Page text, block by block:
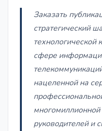
Заказать
стратегический
сфере
нацеленной на
многомиллионной
руководителей и